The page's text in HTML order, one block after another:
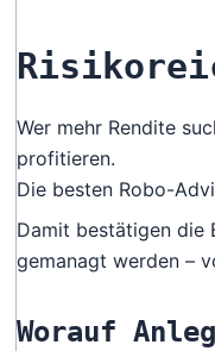
Wer mehr Rendite
profitieren.
Die besten Robo-
Damit bestätigen die
gemanagt werden –
Worauf